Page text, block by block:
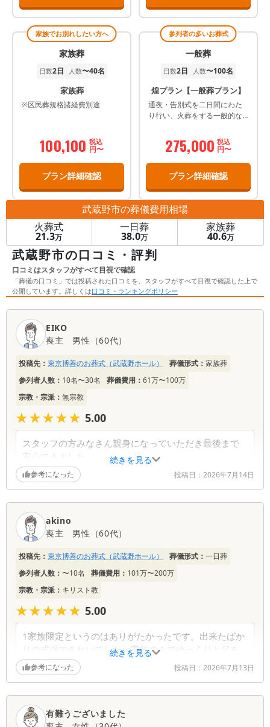
家族でお別れしたい方へ
家族葬
日数2日 人数〜40名
家族葬
※区民葬規格諸経費別途
100,100 税込
円〜
プラン詳細確認
参列者の多いお葬式
一般葬
日数2日 人数〜100名
煌プラン【一般葬プラン】
通夜・告別式を二日間にわた
り行い、火葬をする一般的な
275,000 税込
円〜
プラン詳細確認
武蔵野市の葬儀費用相場
火葬式
21.3万
一日葬
38.0万
家族葬
40.6万
武蔵野市の口コミ・評判
口コミはスタッフがすべて目視で確認
「葬儀の口コミ」では投稿された口コミを、スタッフがすべて目視で確認した上で
公開しています。詳しくは口コミ・ランキングポリシー
口
続きを見る
EIKO
喪主
男性 （60代）
投稿先： 東京博善のお葬式（武蔵野ホール） 葬儀形式： 家族葬
参列者人数： 10名〜30名 葬儀費用： 61万〜100万
宗教・宗派： 無宗教
★★★★★
★★★★★ 5.00
スタッフの方みなさん親身になっていただき最後まで
安心できました。
他の家族がいないという点で温かい葬儀ができたと思
います。ありがとうございました。
葬儀社からの返信コメント
温かいお言葉をいただき、スタッフ一同心より感謝
申し上げます。ご家族だけでゆっくりとお別れがで
光栄に思います。 葬儀後の各種手続きや法事のご
相談も承っております。 なにかご不明点な点がご
参考になった 投稿日： 2026年7月14日
続きを見る
akino
喪主
男性 （60代）
投稿先： 東京博善のお葬式（武蔵野ホール） 葬儀形式： 一日葬
参列者人数： 〜10名 葬儀費用： 101万〜200万
宗教・宗派： キリスト教
★★★★★
★★★★★ 5.00
1家族限定というのはありがたかったです。出来たばか
りの式場できれいでした。家族のみでゆっくりと父を
見送ることが出来ました。
「1家族限定でゆっくりとお見送りが出来た」との
参考になった 投稿日： 2026年7月13日
有難うございました